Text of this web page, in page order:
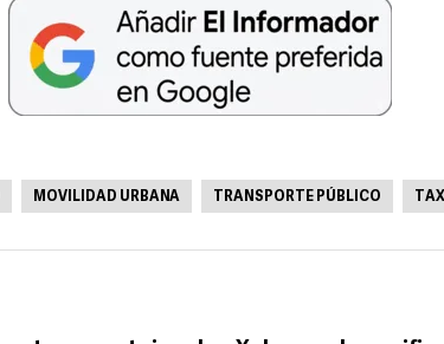
MOVILIDAD URBANA TRANSPORTE PÚBLICO